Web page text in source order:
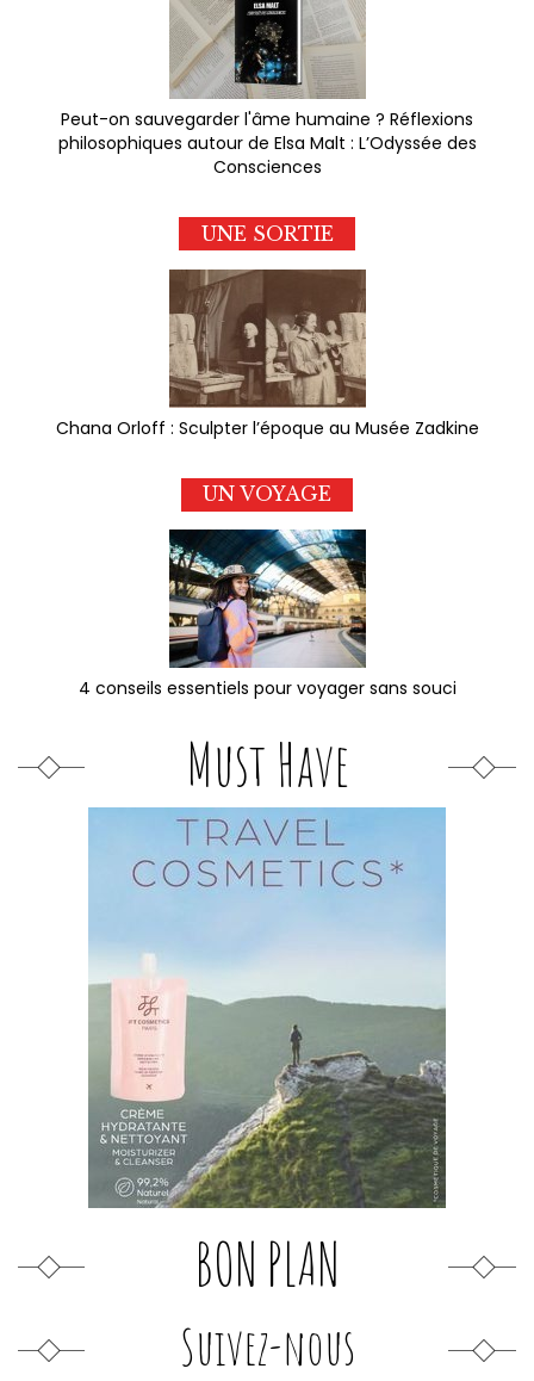
Peut-on sauvegarder l'âme humaine ? Réflexions
philosophiques autour de Elsa Malt : L’Odyssée des
Consciences
UNE SORTIE
Chana Orloff : Sculpter l’époque au Musée Zadkine
UN VOYAGE
4 conseils essentiels pour voyager sans souci
Must Have
BON PLAN
Suivez-nous